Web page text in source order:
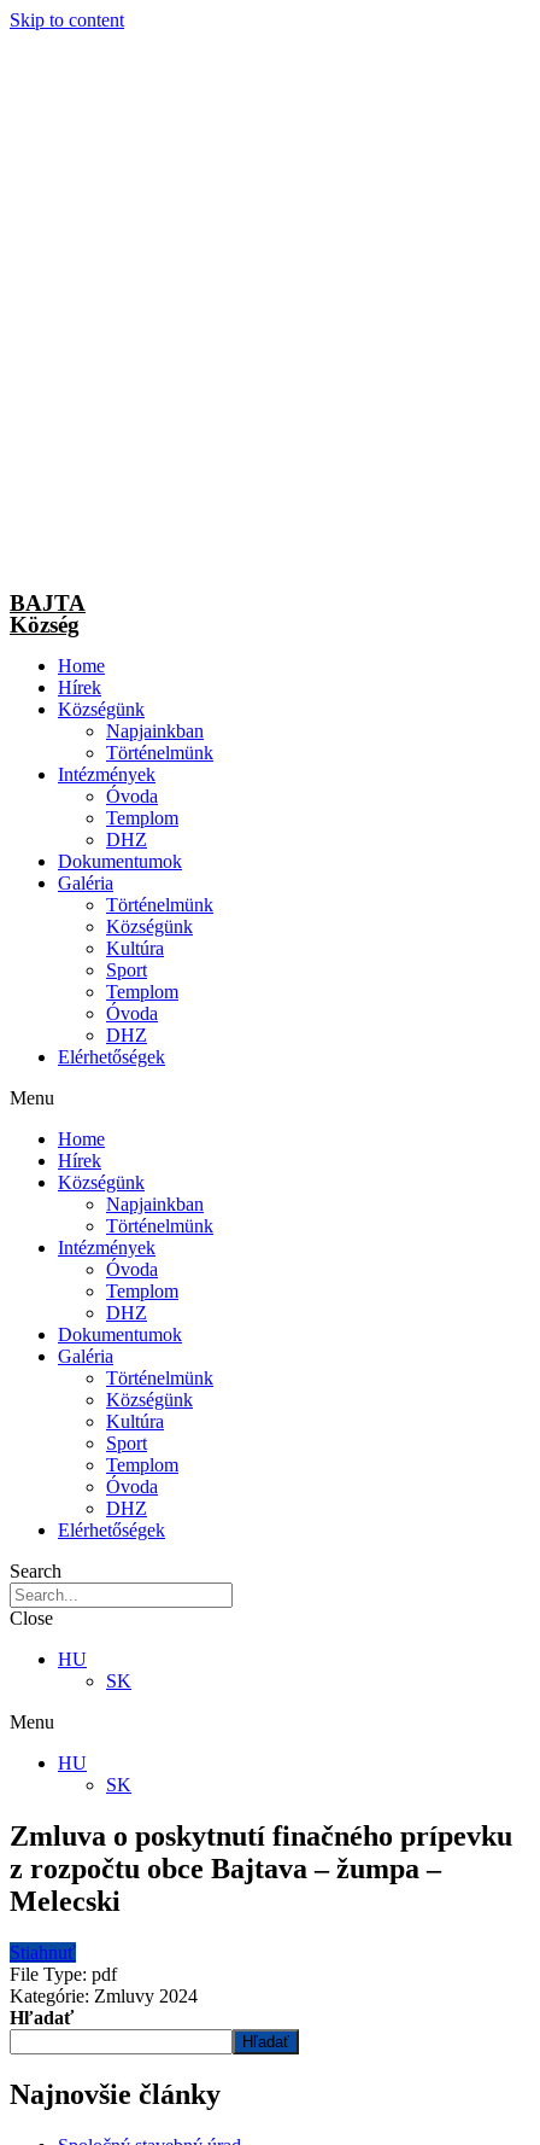
Skip to content
BAJTA
Község
Home
Hírek
Községünk
Napjainkban
Történelmünk
Intézmények
Óvoda
Templom
DHZ
Dokumentumok
Galéria
Történelmünk
Községünk
Kultúra
Sport
Templom
Óvoda
DHZ
Elérhetőségek
Menu
Home
Hírek
Községünk
Napjainkban
Történelmünk
Intézmények
Óvoda
Templom
DHZ
Dokumentumok
Galéria
Történelmünk
Községünk
Kultúra
Sport
Templom
Óvoda
DHZ
Elérhetőségek
Search
Close
HU
SK
Menu
HU
SK
Zmluva o poskytnutí finačného prípevku
z rozpočtu obce Bajtava – žumpa –
Melecski
Stiahnuť
File Type: pdf
Kategórie: Zmluvy 2024
Hľadať
Hľadať
Najnovšie články